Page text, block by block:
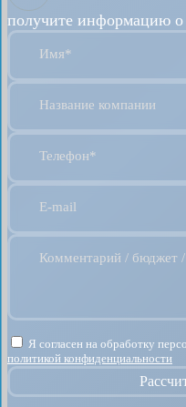
получите информацию о
Имя*
Название компании
Телефон*
E-mail
Комментарий / бюджет /
Я согласен на обработку
политикой конфиденциальности